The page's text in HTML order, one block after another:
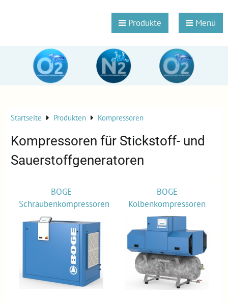
Produkte Menü
Startseite Produkten Kompressoren
Kompressoren für Stickstoff- und
Sauerstoffgeneratoren
BOGE
Schraubenkompressoren
BOGE
Kolbenkompressoren